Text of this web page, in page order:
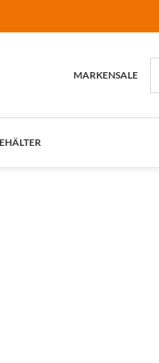
MARKENSALE